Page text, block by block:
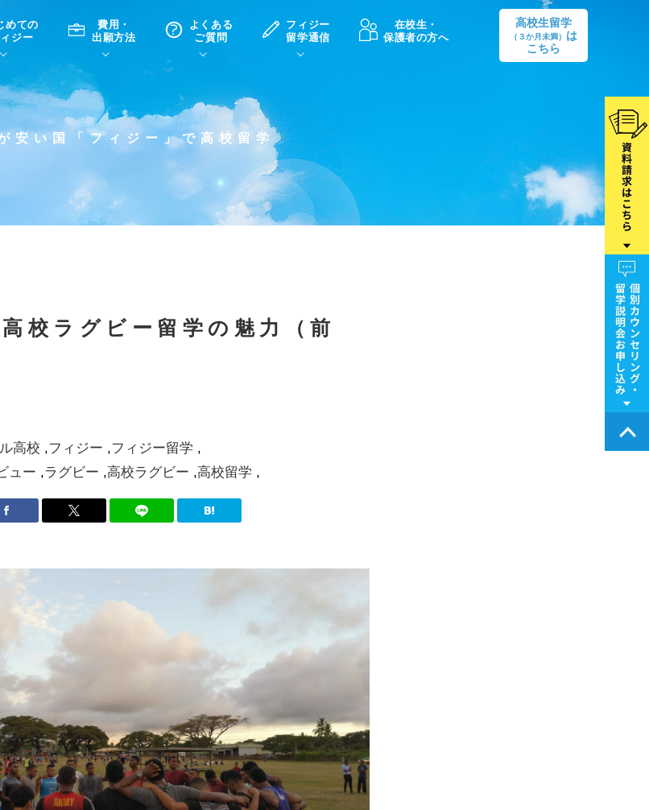
中学・高校留学の意義
めての
ジー
滞在先
費用・
出願方法
高校留学
よくある
ご質問
ホームステイQ&A
フィジー
留学通信
学生インタビュー（在校生）
在校生・
保護者の方へ
高校生留学
（３か月未満）
は
こちら
安い国「フィジー」で高校留学
校ラグビー留学の魅力（前
高校 フィジー
フィジー留学
ュー
ラグビー 高校ラグビー 高校留学